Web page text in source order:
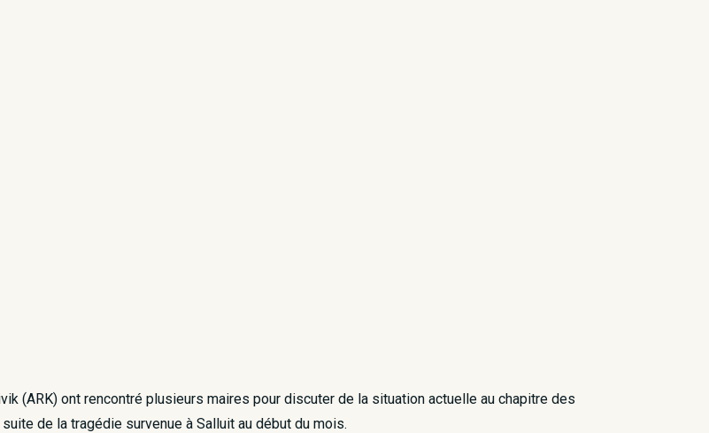
(ARK) ont rencontré plusieurs maires pour discuter de la situation actuelle au chapitre des
de la tragédie survenue à Salluit au début du mois.